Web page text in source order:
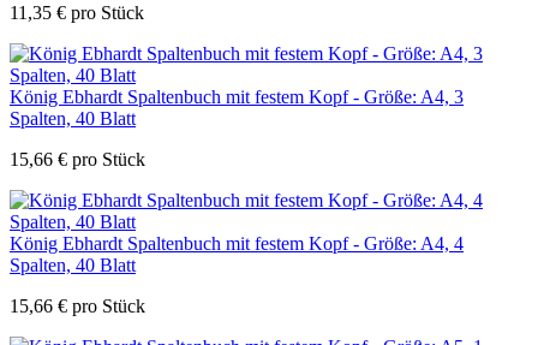
11,35 € pro Stück
König Ebhardt Spaltenbuch mit festem Kopf - Größe: A4, 3
Spalten, 40 Blatt
15,66 € pro Stück
König Ebhardt Spaltenbuch mit festem Kopf - Größe: A4, 4
Spalten, 40 Blatt
15,66 € pro Stück